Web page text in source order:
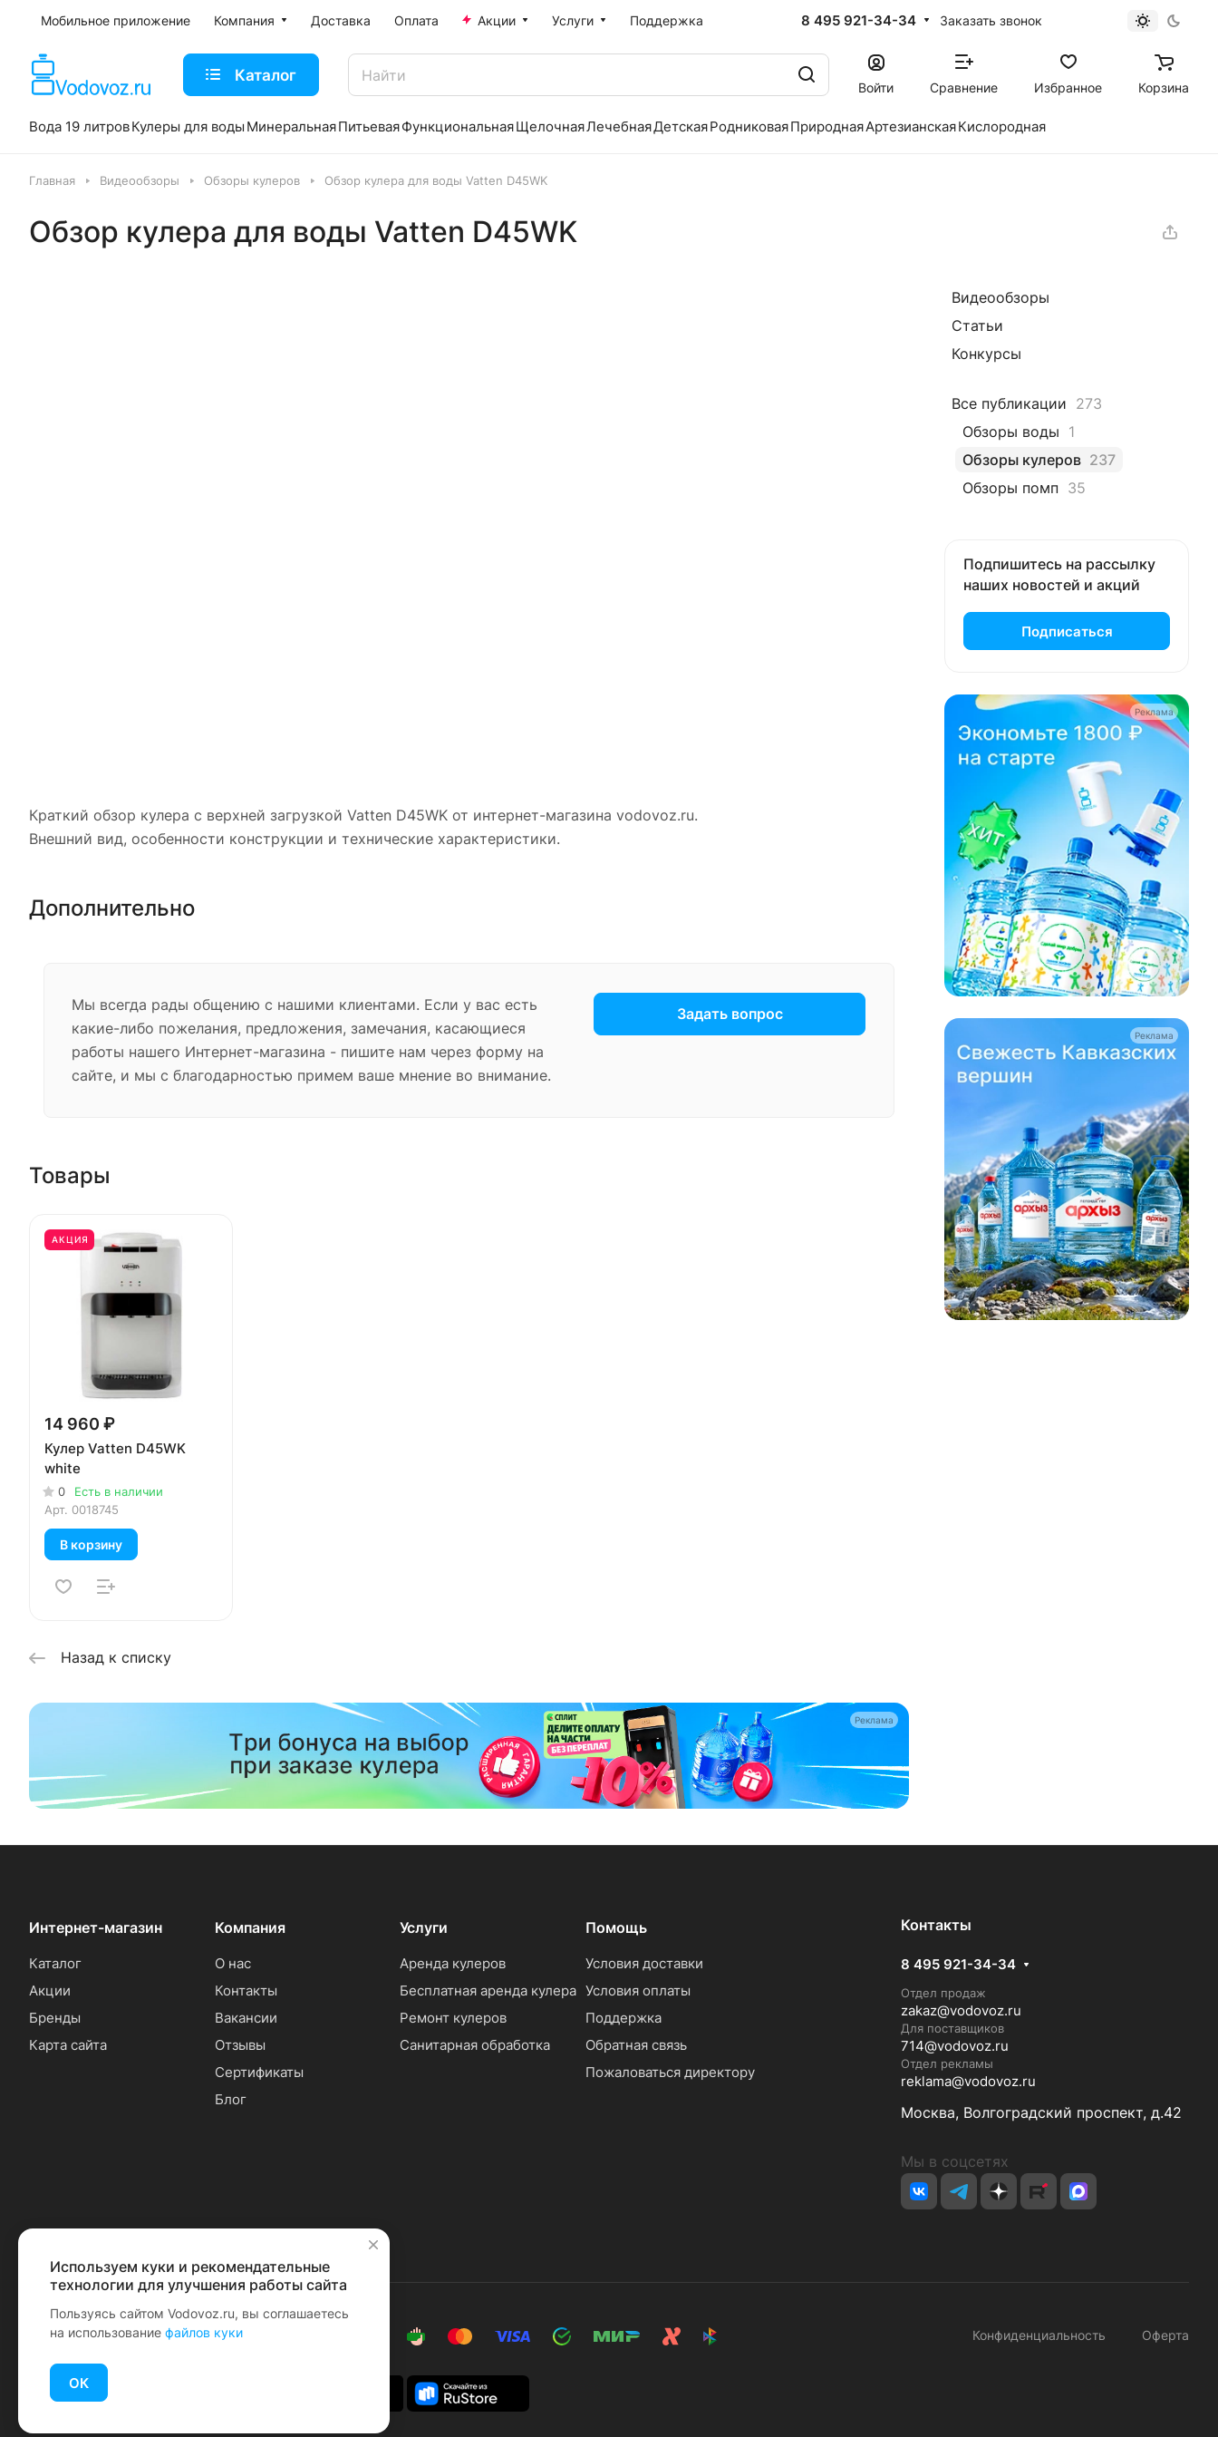
Мобильное приложение Компания Доставка Оплата Акции Услуги Поддержка 8 495 921-34-34 Заказать звонок
Каталог
Войти Сравнение Избранное Корзина
Вода 19 литровКулеры для воды МинеральнаяПитьеваяФункциональнаяЩелочнаяЛечебнаяДетскаяРодниковаяПрироднаяАртезианскаяКислородная
Главная Видеообзоры Обзоры кулеров Обзор кулера для воды Vatten D45WK
Обзор кулера для воды Vatten D45WK
Краткий обзор кулера с верхней загрузкой Vatten D45WK от интернет-магазина vodovoz.ru.
Внешний вид, особенности конструкции и технические характеристики.
Дополнительно
Мы всегда рады общению с нашими клиентами. Если у вас есть
какие-либо пожелания, предложения, замечания, касающиеся
работы нашего Интернет-магазина - пишите нам через форму на
сайте, и мы с благодарностью примем ваше мнение во внимание.
Задать вопрос
Товары
АКЦИЯ
14 960 ₽
Кулер Vatten D45WK
white
0
Есть в наличии
Арт. 0018745
В корзину
Назад к списку
Реклама
Видеообзоры
Статьи
Конкурсы
Все публикации 273
Обзоры воды 1
Обзоры кулеров 237
Обзоры помп 35
Подпишитесь на рассылку
наших новостей и акций
Подписаться
Реклама
Реклама
Интернет-магазин
Каталог
Акции
Бренды
Карта сайта
Компания
О нас
Контакты
Вакансии
Отзывы
Сертификаты
Блог
Услуги
Аренда кулеров
Бесплатная аренда кулера
Ремонт кулеров
Санитарная обработка
Помощь
Условия доставки
Условия оплаты
Поддержка
Обратная связь
Пожаловаться директору
Контакты
8 495 921-34-34
Отдел продаж
zakaz@vodovoz.ru
Для поставщиков
714@vodovoz.ru
Отдел рекламы
reklama@vodovoz.ru
Москва, Волгоградский проспект, д.42
Мы в соцсетях
© 2026 Водовоз.RU Конфиденциальность Оферта
✕
Используем куки и рекомендательные
технологии для улучшения работы сайта
Пользуясь сайтом Vodovoz.ru, вы соглашаетесь
на использование файлов куки
ОК